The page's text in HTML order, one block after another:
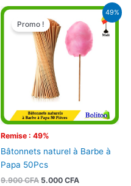
49%
Remise : 49%
Promo !
Bâtonnets naturel à Barbe à
Papa 50Pcs
9.900CFA
Le
prix
initial
était :
9.900 CFA.
5.000 CFA
Le
prix
actuel
est :
5.000 CFA.